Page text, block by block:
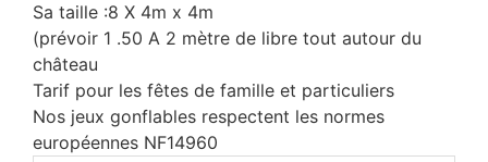
Sa taille :8 X 4m x 4m
(prévoir 1 .50 A 2 mètre de libre tout autour du
château
Tarif pour les fêtes de famille et particuliers
Nos jeux gonflables respectent les normes
européennes NF14960